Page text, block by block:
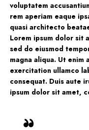
voluptatem
rem aperiam eaque
quasi architecto
Lorem ipsum dolor sit
sed do eiusmod
magna aliqua. Ut enim
exercitation ullamco
consequat. Duis aute
ipsum dolor sit amet,